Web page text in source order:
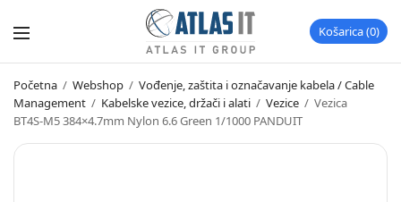
Košarica 0
Početna / Webshop / Vođenje, zaštita i označavanje kabela / Cable
Management / Kabelske vezice, držači i alati / Vezice / Vezica
BT4S-M5 384×4.7mm Nylon 6.6 Green 1/1000 PANDUIT